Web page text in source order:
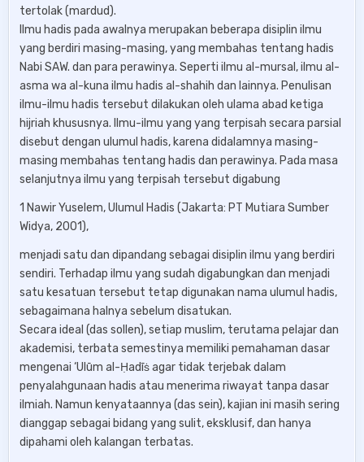
tertolak (mardud).
Ilmu hadis pada awalnya merupakan beberapa disiplin ilmu
yang berdiri masing-masing, yang membahas tentang hadis
Nabi SAW. dan para perawinya. Seperti ilmu al-mursal, ilmu al-
asma wa al-kuna ilmu hadis al-shahih dan lainnya. Penulisan
ilmu-ilmu hadis tersebut dilakukan oleh ulama abad ketiga
hijriah khususnya. Ilmu-ilmu yang yang terpisah secara parsial
disebut dengan ulumul hadis, karena didalamnya masing-
masing membahas tentang hadis dan perawinya. Pada masa
selanjutnya ilmu yang terpisah tersebut digabung
1 Nawir Yuselem, Ulumul Hadis (Jakarta: PT Mutiara Sumber
Widya, 2001),
menjadi satu dan dipandang sebagai disiplin ilmu yang berdiri
sendiri. Terhadap ilmu yang sudah digabungkan dan menjadi
satu kesatuan tersebut tetap digunakan nama ulumul hadis,
sebagaimana halnya sebelum disatukan.
Secara ideal (das sollen), setiap muslim, terutama pelajar dan
akademisi, terbata semestinya memiliki pemahaman dasar
mengenai ‘Ulūm al-Ḥadīṡ agar tidak terjebak dalam
penyalahgunaan hadis atau menerima riwayat tanpa dasar
ilmiah. Namun kenyataannya (das sein), kajian ini masih sering
dianggap sebagai bidang yang sulit, eksklusif, dan hanya
dipahami oleh kalangan terbatas.